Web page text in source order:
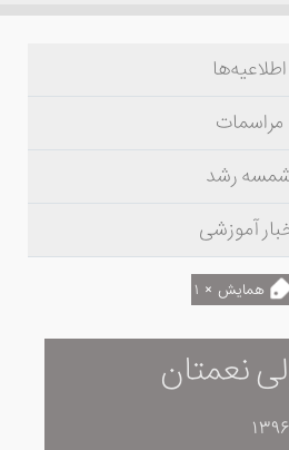
اطلاعیه‌ها
مراسمات
رشد
آموزشی
همایش × ۱
نعمتان